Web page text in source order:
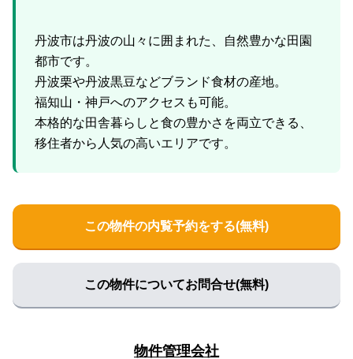
丹波市は丹波の山々に囲まれた、自然豊かな田園
都市です。
丹波栗や丹波黒豆などブランド食材の産地。
福知山・神戸へのアクセスも可能。
本格的な田舎暮らしと食の豊かさを両立できる、
この物件の内覧予約をする(無料)
この物件についてお問合せ(無料)
物件管理会社